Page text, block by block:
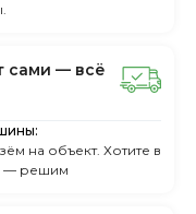
caми — вcё
на объект. Хотите в
— решим